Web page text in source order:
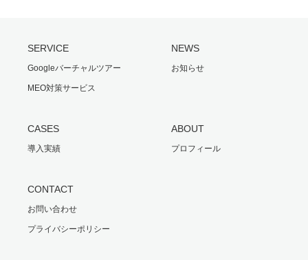
SERVICE
Googleバーチャルツアー
MEO対策サービス
NEWS
お知らせ
CASES
導入実績
ABOUT
プロフィール
CONTACT
お問い合わせ
プライバシーポリシー